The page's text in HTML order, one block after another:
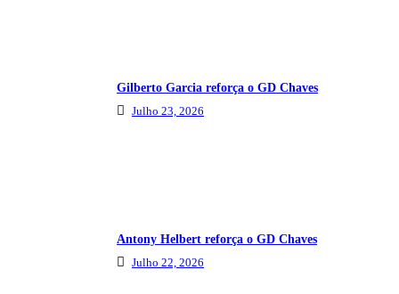
Gilberto Garcia reforça o GD Chaves
Julho 23, 2026
Antony Helbert reforça o GD Chaves
Julho 22, 2026